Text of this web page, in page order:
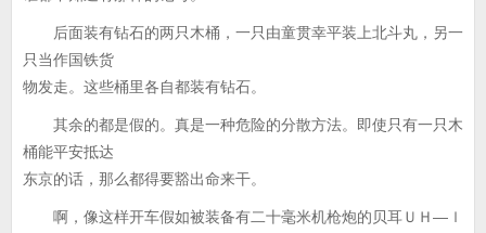
后面装有钻石的两只木桶，一只由童贯幸平装上北斗丸，另一
只当作国铁货
物发走。这些桶里各自都装有钻石。
其余的都是假的。真是一种危险的分散方法。即使只有一只木
桶能平安抵达
东京的话，那么都得要豁出命来干。
啊，像这样开车假如被装备有二十毫米机枪炮的贝耳ＵＨ—ｌ